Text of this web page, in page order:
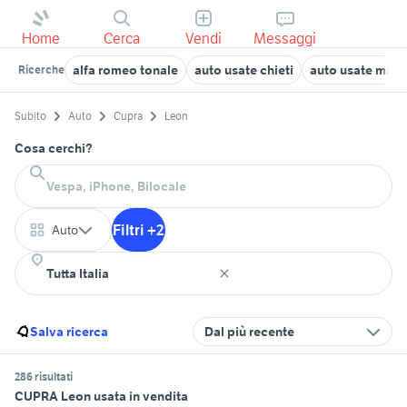
Home Cerca Vendi Messaggi
Ricerche alfa romeo tonale auto usate chieti auto usate
Subito Auto Cupra Leon
Cosa cerchi?
Auto Filtri +2
Salva ricerca Dal più recente
286 risultati
CUPRA Leon usata in vendita